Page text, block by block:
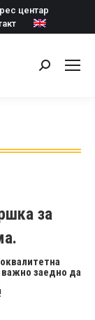
центар
Search:
за
важно заедно да